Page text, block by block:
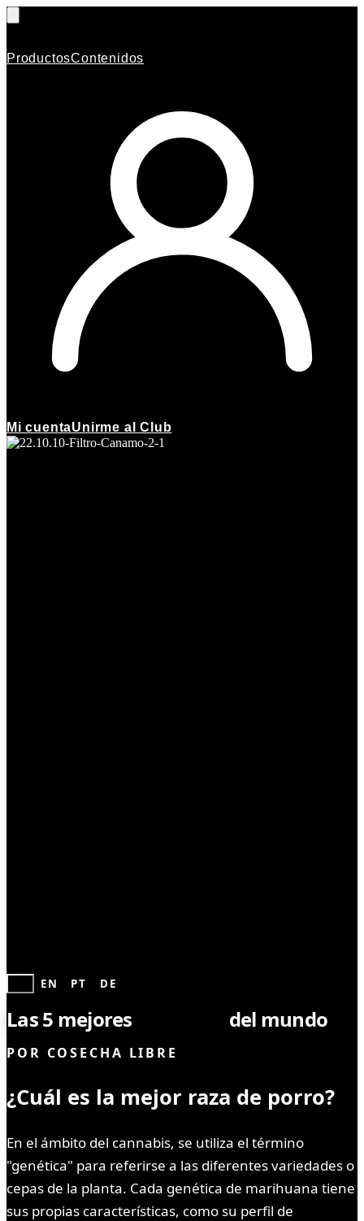
ProductosContenidos
Mi cuentaUnirme al Club
EN PT DE
Las 5 mejores del mundo
POR COSECHA LIBRE
¿Cuál es la mejor raza de porro?
En el ámbito del cannabis, se utiliza el término
"genética" para referirse a las diferentes variedades o
cepas de la planta. Cada genética de marihuana tiene
sus propias características, como su perfil de